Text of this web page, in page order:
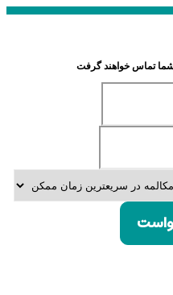
تماس خواهند گرفت